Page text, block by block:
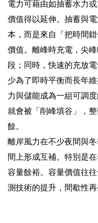
電力可藉由如抽蓄水力
價值得以延伸。抽蓄與
本，而是來自「把時間
價值。離峰時充電，尖
段；同時，快速的充放
少為了即時平衡而長年
力與儲能成為一組可調
就會被「削峰填谷」，
餘。
離岸風力在不少夜間與
間上形成互補。特別是
容量餘裕。容量價值往
測技術的提升，間歇性